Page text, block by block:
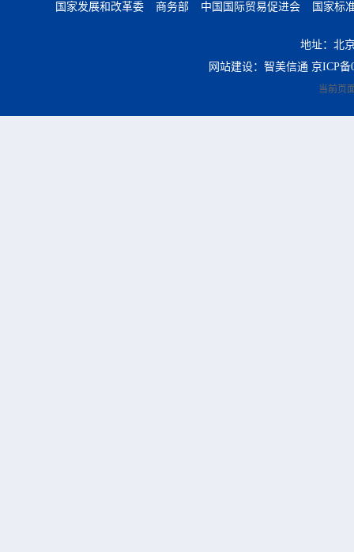
国家发展和改革委 商务部 中国国际贸易促进会 国家标
地址：北
网站建设：智美信通 京ICP备
当前页